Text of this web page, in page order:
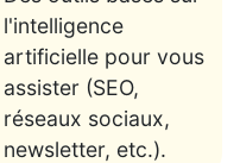
l'intelligence
artificielle pour vous
assister (SEO,
réseaux sociaux,
newsletter, etc.).